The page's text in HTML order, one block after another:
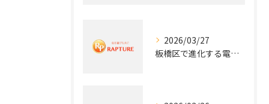
2026/03/27
板橋区で進化する電気工事と最新コンセント交換技術